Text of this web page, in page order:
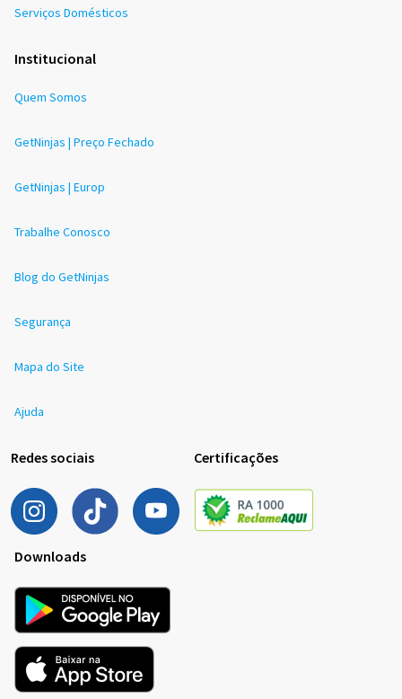
Serviços Domésticos
Institucional
Quem Somos
GetNinjas | Preço Fechado
GetNinjas | Europ
Trabalhe Conosco
Blog do GetNinjas
Segurança
Mapa do Site
Ajuda
Redes sociais Certificações
Downloads